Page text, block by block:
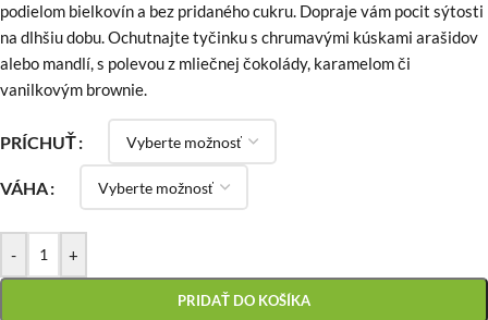
podielom bielkovín a bez pridaného cukru. Dopraje vám pocit sýtosti
na dlhšiu dobu. Ochutnajte tyčinku s chrumavými kúskami arašidov
alebo mandlí, s polevou z mliečnej čokolády, karamelom či
vanilkovým brownie.
PRÍCHUŤ
VÁHA
- +
PRIDAŤ DO KOŠÍKA